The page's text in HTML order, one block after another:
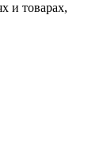
и товарах,